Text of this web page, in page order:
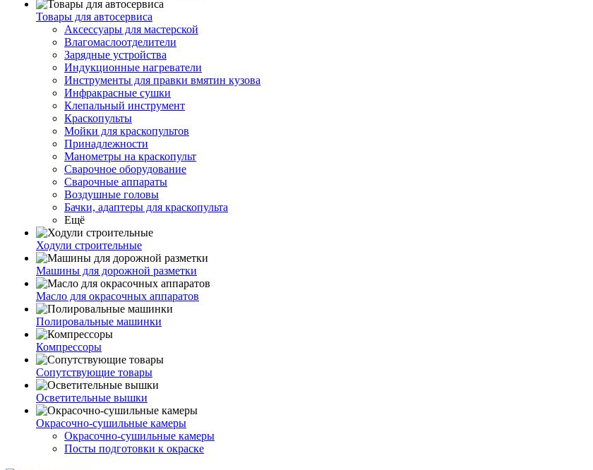
Товары для автосервиса
Аксессуары для мастерской
Влагомаслоотделители
Зарядные устройства
Индукционные нагреватели
Инструменты для правки вмятин кузова
Инфракрасные сушки
Клепальный инструмент
Краскопульты
Мойки для краскопультов
Принадлежности
Манометры на краскопульт
Сварочное оборудование
Сварочные аппараты
Воздушные головы
Бачки, адаптеры для краскопульта
Ещё
Ходули строительные
Машины для дорожной разметки
Масло для окрасочных аппаратов
Полировальные машинки
Компрессоры
Сопутствующие товары
Осветительные вышки
Окрасочно-сушильные камеры
Окрасочно-сушильные камеры
Посты подготовки к окраске